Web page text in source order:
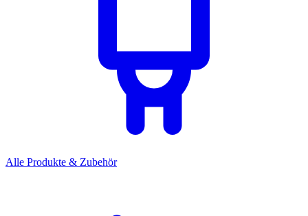
Alle Produkte & Zubehör